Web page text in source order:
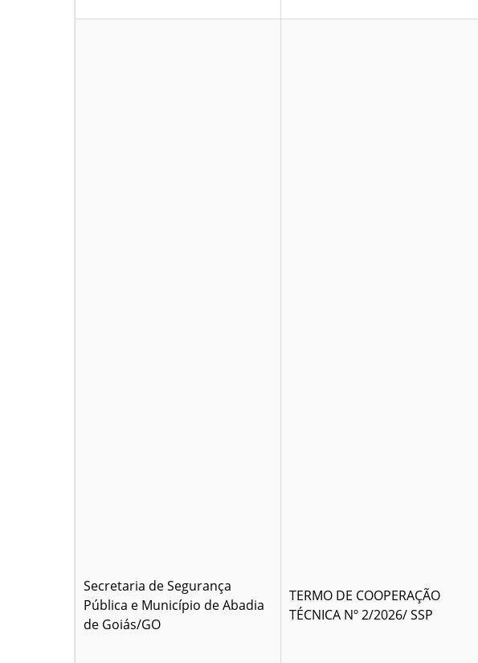
Secretaria de Segurança
Pública e Município de Abadia
de Goiás/GO
TERMO DE COOPERAÇÃO
TÉCNICA Nº 2/2026/ SSP